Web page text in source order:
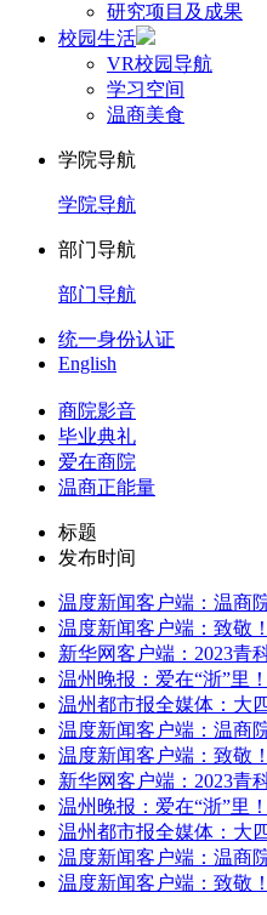
研究项目及成果
校园生活
VR校园导航
学习空间
温商美食
学院导航
学院导航
部门导航
部门导航
统一身份认证
English
商院影音
毕业典礼
爱在商院
温商正能量
标题
发布时间
温度新闻客户端：温商
温度新闻客户端：致敬
新华网客户端：2023青
温州晚报：爱在“浙”里
温州都市报全媒体：大
温度新闻客户端：温商
温度新闻客户端：致敬
新华网客户端：2023青
温州晚报：爱在“浙”里
温州都市报全媒体：大
温度新闻客户端：温商
温度新闻客户端：致敬